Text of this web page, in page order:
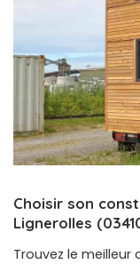
Choisir son
Lignerolles
Trouvez le